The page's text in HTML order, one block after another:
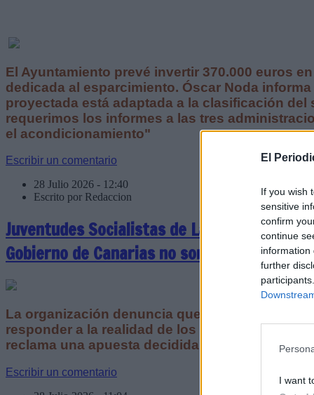
El
If you wish
sensitive
confirm
continue
information
further
I want
El Ayuntamiento prevé invertir 370.000 euros en
dedicada al esparcimiento. Óscar Noda
proyectada está adaptada a la clasificación del
requerimos los informes a las tres
el acondicionamiento"
Escribir un comentario
28 Julio 2026 - 12:40
Escrito por Redaccion
Juventudes Socialistas de Lanzarote y La
Gobierno de Canarias no son ni ágiles, ni
La organización denuncia que las ayudas
responder a la realidad de los estudiantes de
reclama una apuesta decidida por la
Escribir un comentario